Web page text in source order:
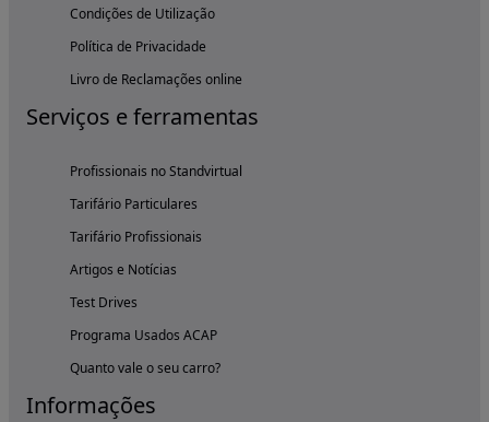
Condições de Utilização
Política de Privacidade
Livro de Reclamações online
Serviços e ferramentas
Profissionais no Standvirtual
Tarifário Particulares
Tarifário Profissionais
Artigos e Notícias
Test Drives
Programa Usados ACAP
Quanto vale o seu carro?
Informações